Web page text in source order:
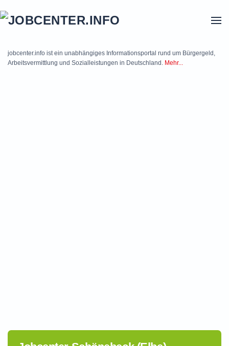
jobcenter.info ist ein unabhängiges Informationsportal rund um Bürgergeld,
Arbeitsvermittlung und Sozialleistungen in Deutschland. Mehr...